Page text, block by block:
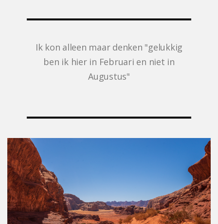
Ik kon alleen maar denken "gelukkig
ben ik hier in Februari en niet in
Augustus"